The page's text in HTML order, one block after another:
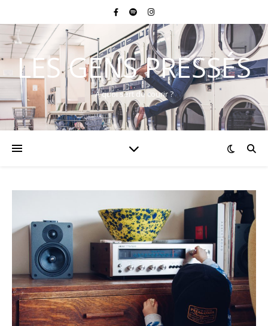
LES GENS PRESSÉS
A quoi sert de courir ?